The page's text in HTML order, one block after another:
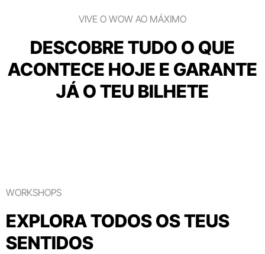
VIVE O WOW AO MÁXIMO
DESCOBRE TUDO O QUE
ACONTECE HOJE E GARANTE
JÁ O TEU BILHETE
WORKSHOPS
EXPLORA TODOS OS TEUS
SENTIDOS